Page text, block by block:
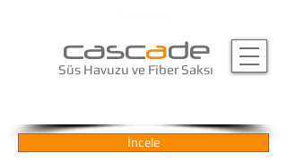
Süs Havuzu ve Fiber Saksı
cascade
İncele